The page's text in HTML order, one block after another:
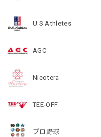
U.S.Athletes
AGC
Nicotera
TEE-OFF
プロ野球